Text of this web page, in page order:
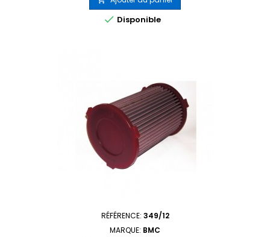
 Disponible
RÉFÉRENCE: 349/12
MARQUE: BMC